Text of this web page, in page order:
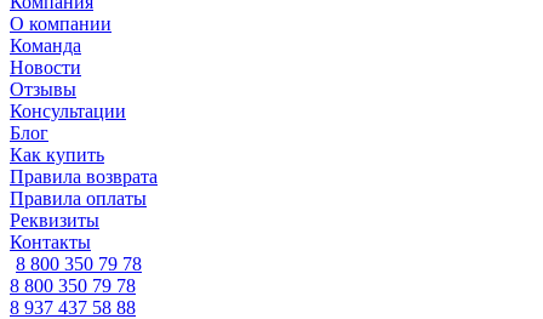
О компании
Команда
Новости
Отзывы
Консультации
Блог
Как купить
Правила возврата
Правила оплаты
Реквизиты
Контакты
8 800 350 79 78
8 800 350 79 78
8 937 437 58 88